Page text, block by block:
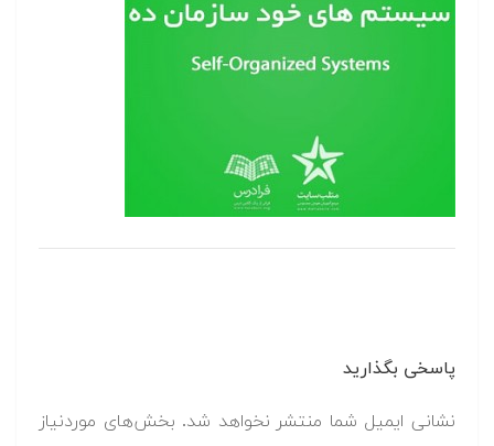
پاسخی بگذارید
نشانی ایمیل شما منتشر نخواهد شد. بخش‌های موردنیاز